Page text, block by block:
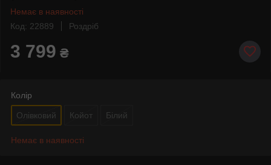
Немає в наявності
Код: 22889
Роздріб
3 799 ₴
Колір
Олівковий Койот Білий
Немає в наявності